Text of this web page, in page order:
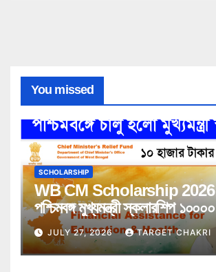
You missed
SCHOLARSHIP
WB CM Scholarship 2026:
পশ্চিমবঙ্গ মুখ্যমন্ত্রী স্কলারশিপ
JULY 27, 2026 TARGET CHAKRI